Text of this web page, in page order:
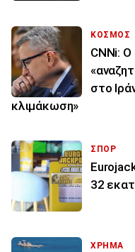
ΚΟΣΜΟΣ
CNNi:
στο
κλιμάκωση»
ΣΠΟΡ
32
ΧΡΗΜΑ